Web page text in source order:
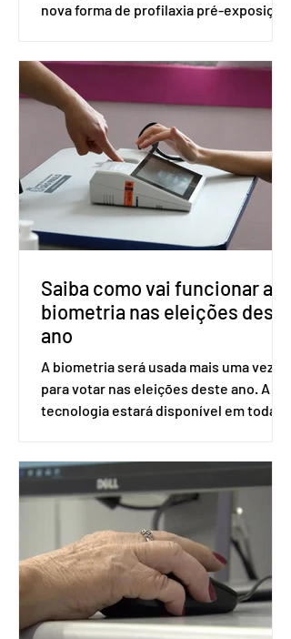
nova forma de profilaxia pré-exposição
medicamento carbotegravir, que
impede a replicação do vírus de forma
prolongada e pode ser tomado a cada
dois meses. O pedido de inclusão vai
ser encaminhado pelo Ministério da
Saúde à Comissão Nacional de
Incorporação de Novas Tecnologias no
SUS (Conitec) na semana que vem. A
Conitec é um colegiado
Saiba como vai funcionar a
biometria nas eleições deste
ano
A biometria será usada mais uma vez
para votar nas eleições deste ano. A
tecnologia estará disponível em todas
Apesar da requisição, a biometria não é
obrigatória para exercer o direito ao
voto. Se o título estiver regular, o
eleitor pode votar mesmo sem ter
realizado esse cadastro. Neste caso,
será exigido o documento de
identificação para acesso à urna
eletrônica. Se a urna eletrônica não